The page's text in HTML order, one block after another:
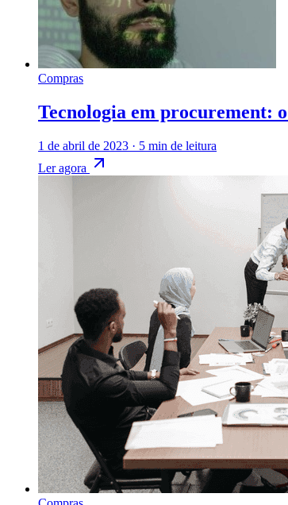
Compras
Tecnologia em procurement:
1 de abril de 2023 · 5 min de leitura
Ler agora